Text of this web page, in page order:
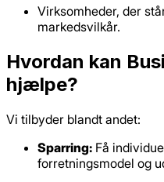
Virksomheder, der
markedsvilkår.
Hvordan kan
hjælpe?
Vi tilbyder blandt andet:
Sparring: Få
forretningsmodel og